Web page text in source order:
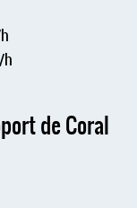
de Coral